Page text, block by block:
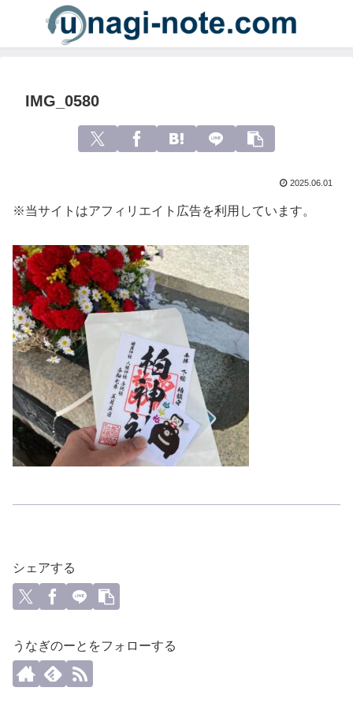
IMG_0580
2025.06.01
※当サイトはアフィリエイト広告を利用しています。
シェアする
うなぎのーとをフォローする